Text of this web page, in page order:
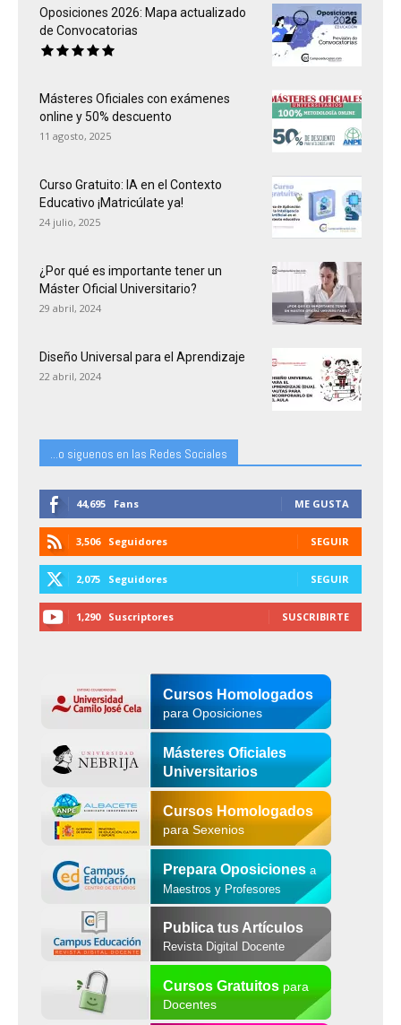
Oposiciones 2026: Mapa actualizado
de Convocatorias
Másteres Oficiales con exámenes
online y 50% descuento
11 agosto, 2025
Curso Gratuito: IA en el Contexto
Educativo ¡Matricúlate ya!
24 julio, 2025
¿Por qué es importante tener un
Máster Oficial Universitario?
29 abril, 2024
Diseño Universal para el Aprendizaje
22 abril, 2024
...o siguenos en las Redes Sociales
44,695 Fans ME GUSTA
3,506 Seguidores SEGUIR
2,075 Seguidores SEGUIR
1,290 Suscriptores SUSCRIBIRTE
Cursos Homologados
para Oposiciones
Másteres Oficiales
Universitarios
Cursos Homologados
para Sexenios
Prepara Oposiciones a
Maestros y Profesores
Publica tus Artículos
Revista Digital Docente
Cursos Gratuitospara
Docentes